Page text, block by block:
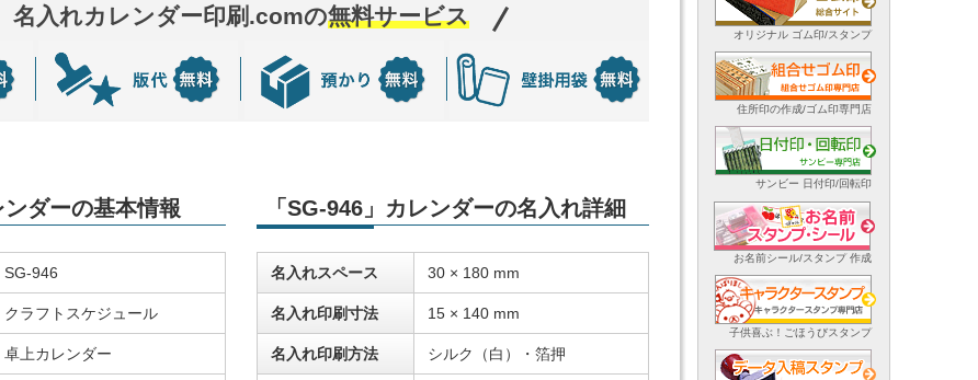
名入れカレンダー印刷.comの無料サービス
ンダーの基本情報
SG-946
クラフトスケジュール
卓上カレンダー
「SG-946」カレンダーの名入れ詳細
名入れスペース 30 × 180 mm
名入れ印刷寸法 15 × 140 mm
名入れ印刷方法 シルク（白）・箔押
オリジナル ゴム印/スタンプ
住所印の作成/ゴム印専門店
サンビー 日付印/回転印
お名前シール/スタンプ 作成
子供喜ぶ！ごほうびスタンプ